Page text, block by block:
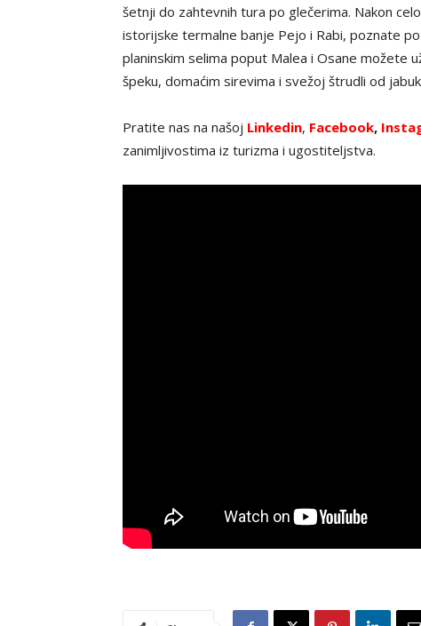
šetnji do zahtevnih tura po glečerima. Nakon
istorijske termalne banje Pejo i Rabi, poznate
planinskim selima poput Malea i Osane možete
špeku, domaćim sirevima i svežoj štrudli od
Pratite nas na našoj Linkedin, Facebook,
zanimljivostima iz turizma i ugostiteljstva.